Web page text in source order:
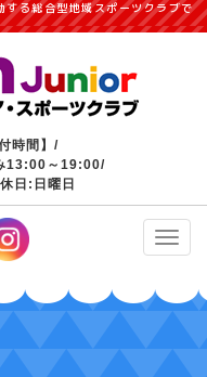
る総合型地域スポーツクラブで
時間】/
13:00～19:00/
日:日曜日